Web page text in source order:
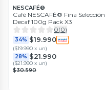
NESCAFÉ®
Café NESCAFÉ® Fina Selección
Decaf 100g Pack X3
0(0)
34% $19.990
($19.990 x un)
28% $21.990
($21.990 x un)
$30.590